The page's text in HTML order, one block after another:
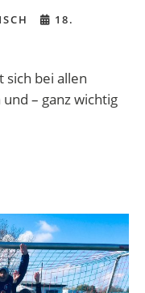
18.
sich bei allen
– ganz wichtig